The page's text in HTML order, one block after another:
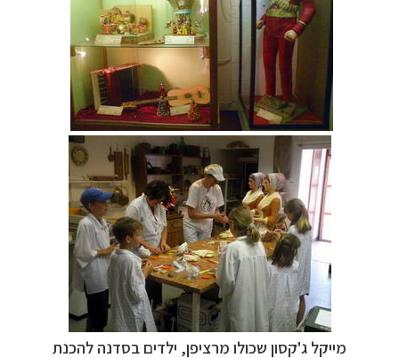
מייקל ג'קסון שכולו מרציפן, ילדים בסדנה להכנת